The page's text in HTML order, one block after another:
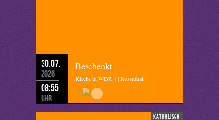
30.07.
2026
08:55
Uhr
Beschenkt
Kirche in WDR 4 | Rosenthal
katholisch